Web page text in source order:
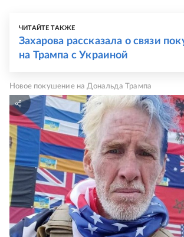
ЧИТАЙТЕ ТАКЖЕ
Захарова рассказала о связи
на Трампа с Украиной
Новое покушение на Дональда Трампа